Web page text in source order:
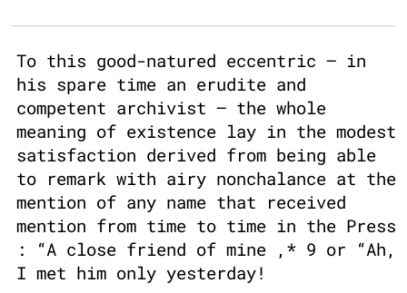
To this good-natured eccentric — in
his spare time an erudite and
competent archivist — the whole
meaning of existence lay in the modest
satisfaction derived from being able
to remark with airy nonchalance at the
mention of any name that received
mention from time to time in the Press
: “A close friend of mine ,* 9 or “Ah,
I met him only yesterday!